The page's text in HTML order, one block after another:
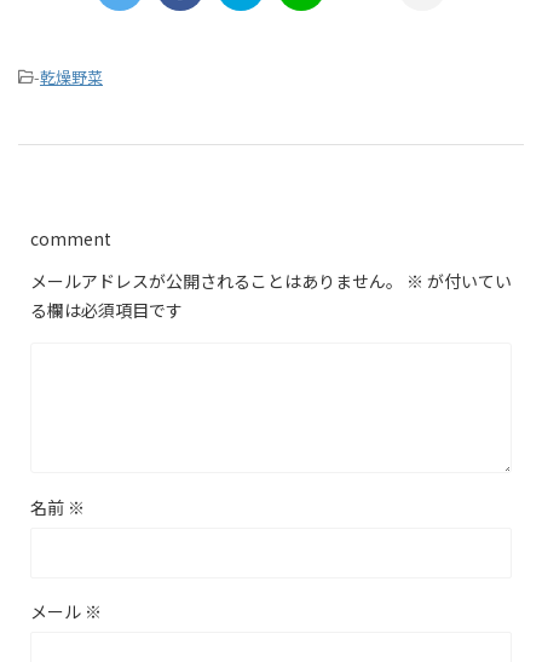
-乾燥野菜
comment
メールアドレスが公開されることはありません。
※ が付いてい
る欄は必須項目です
名前 ※
メール ※